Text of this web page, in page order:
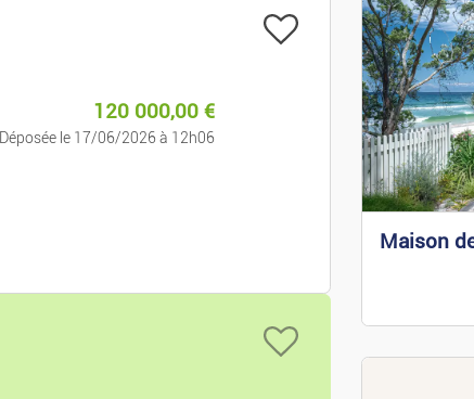
Vélos
Locations Mais./appart.
Ventes Mais./appart.
120 000,00 €
Déposée le 17/06/2026 à 12h06